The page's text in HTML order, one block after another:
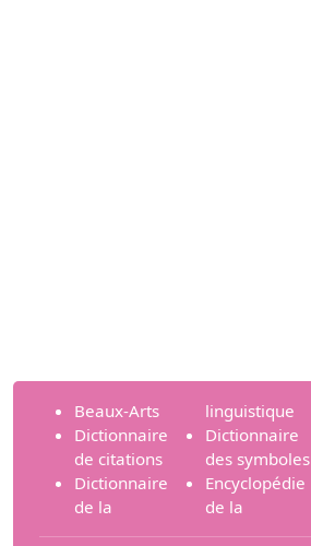
Beaux-Arts
Dictionnaire
de citations
Dictionnaire
de la
linguistique
Dictionnaire
des symboles
Encyclopédie
de la